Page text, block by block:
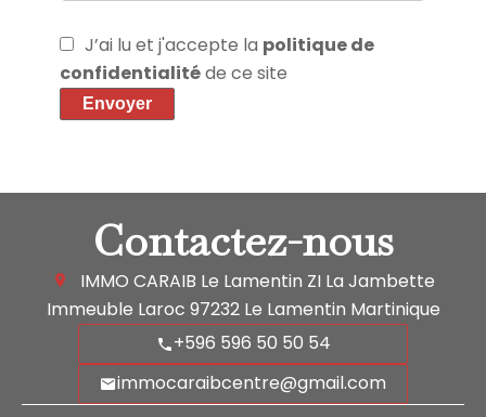
J’ai lu et j'accepte la politique de
confidentialitéde ce site
Envoyer
Contactez-nous
IMMO CARAIB Le Lamentin ZI La Jambette
Immeuble Laroc 97232Le Lamentin Martinique
+596 596 50 50 54
immocaraibcentre@gmail.com